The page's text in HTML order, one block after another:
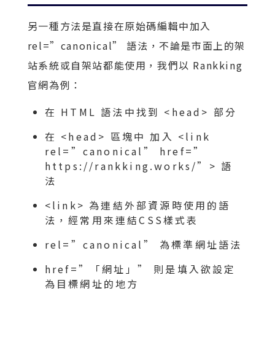
另一種方法是直接在原始碼編輯中加入
rel=”canonical” 語法，不論是市面上的架
站系統或自架站都能使用，我們以 Rankking
官網為例：
在 HTML 語法中找到 <head> 部分
在 <head> 區塊中 加入 <link
rel=”canonical” href=”
https://rankking.works/”> 語
法
<link> 為連結外部資源時使用的語
法，經常用來連結CSS樣式表
rel=”canonical” 為標準網址語法
href=”「網址」” 則是填入欲設定
為目標網址的地方